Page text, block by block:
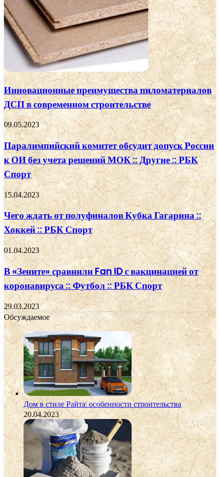
Инновационные преимущества пиломатериалов
ДСП в современном строительстве
09.05.2023
Паралимпийский комитет обсудит допуск России
к ОИ без учета решений МОК :: Другие :: РБК
Спорт
15.04.2023
Чего ждать от полуфиналов Кубка Гагарина ::
Хоккей :: РБК Спорт
01.04.2023
В «Зените» сравнили Fan ID с вакцинацией от
коронавируса :: Футбол :: РБК Спорт
29.03.2023
Обсуждаемое
Дом в стиле Райта: особенности строительства
20.04.2023